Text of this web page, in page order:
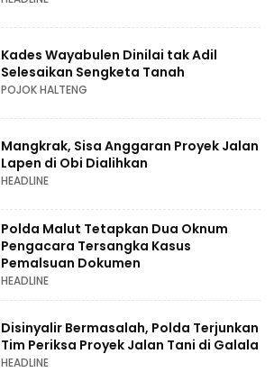
Kades Wayabulen Dinilai tak Adil
Selesaikan Sengketa Tanah
POJOK HALTENG
Mangkrak, Sisa Anggaran Proyek Jalan
Lapen di Obi Dialihkan
HEADLINE
Polda Malut Tetapkan Dua Oknum
Pengacara Tersangka Kasus
Pemalsuan Dokumen
HEADLINE
Disinyalir Bermasalah, Polda Terjunkan
Tim Periksa Proyek Jalan Tani di Galala
HEADLINE